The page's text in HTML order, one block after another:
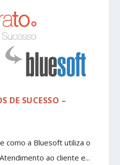
DE SUCESSO –
como a Bluesoft utiliza o
ao cliente e...